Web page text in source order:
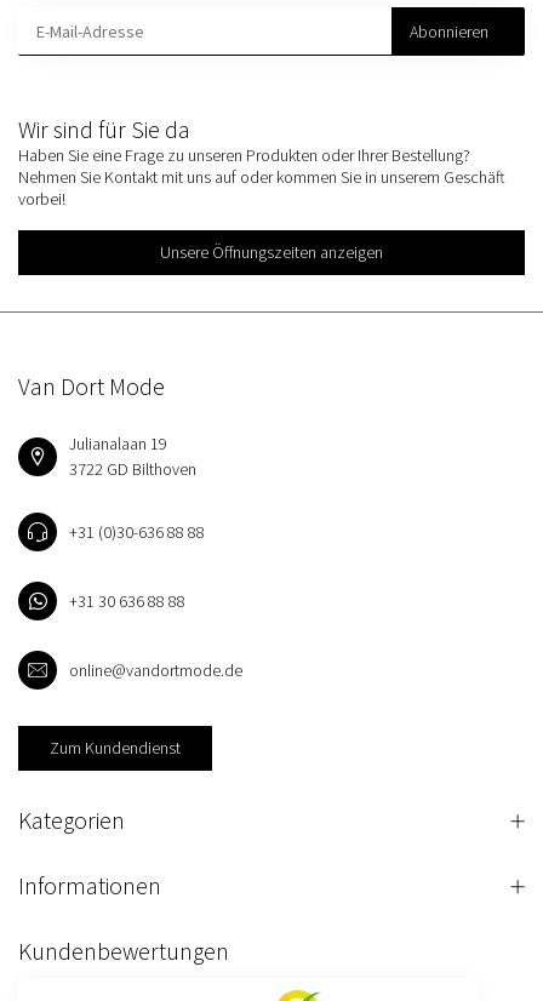
Wir sind für Sie da
Haben Sie eine Frage zu unseren Produkten oder Ihrer Bestellung?
Nehmen Sie Kontakt mit uns auf oder kommen Sie in unserem Geschäft
vorbei!
Unsere Öffnungszeiten anzeigen
Abonnieren
Van Dort Mode
Julianalaan 19
3722 GD Bilthoven
+31 (0)30-636 88 88
+31 30 636 88 88
online@vandortmode.de
Zum Kundendienst
Kategorien
Informationen
Kundenbewertungen